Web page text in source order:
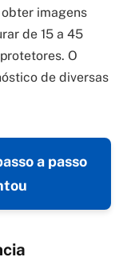
imagens
de 15 a 45
O
de diversas
a passo